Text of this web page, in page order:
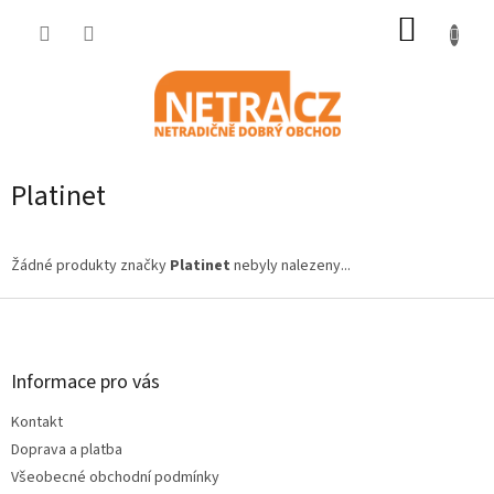
Platinet
Žádné produkty značky Platinet nebyly nalezeny...
Z
Informace pro vás
Kontakt
Doprava a platba
Všeobecné obchodní podmínky